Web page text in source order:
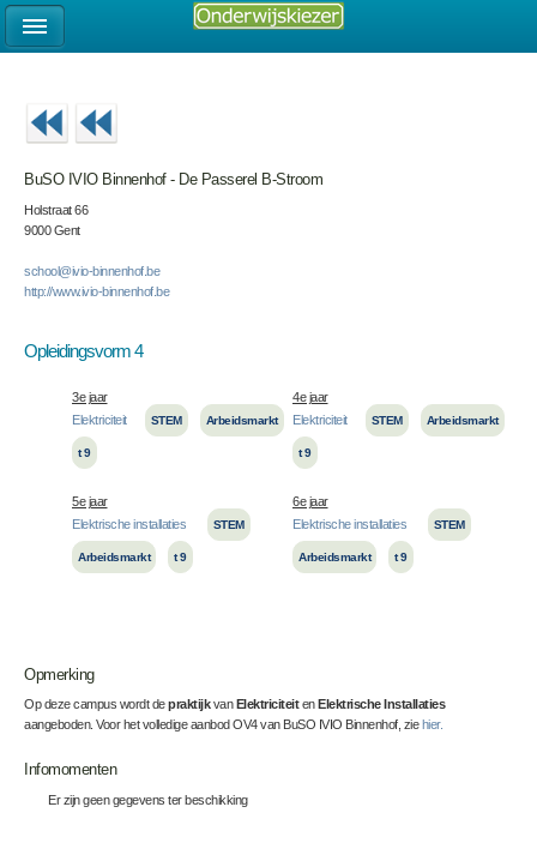
BuSO IVIO Binnenhof - De Passerel B-Stroom
Holstraat 66
9000 Gent
school@ivio-binnenhof.be
http://www.ivio-binnenhof.be
Opleidingsvorm 4
3e jaar
4e jaar
Elektriciteit
STEM Arbeidsmarkt
t 9
Elektriciteit STEM Arbeidsmarkt
t 9
5e jaar
6e jaar
Elektrische installaties
STEM
Arbeidsmarkt t 9
Elektrische installaties STEM
Arbeidsmarkt t 9
Opmerking
Op deze campus wordt depraktijkvan ElektriciteitenElektrische Installaties
aangeboden. Voor het volledige aanbod OV4 van BuSO IVIO Binnenhof, zie hier.
Infomomenten
Er zijn geen gegevens ter beschikking